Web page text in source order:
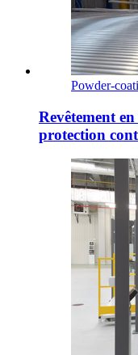
Powder-
Revêtement
protection